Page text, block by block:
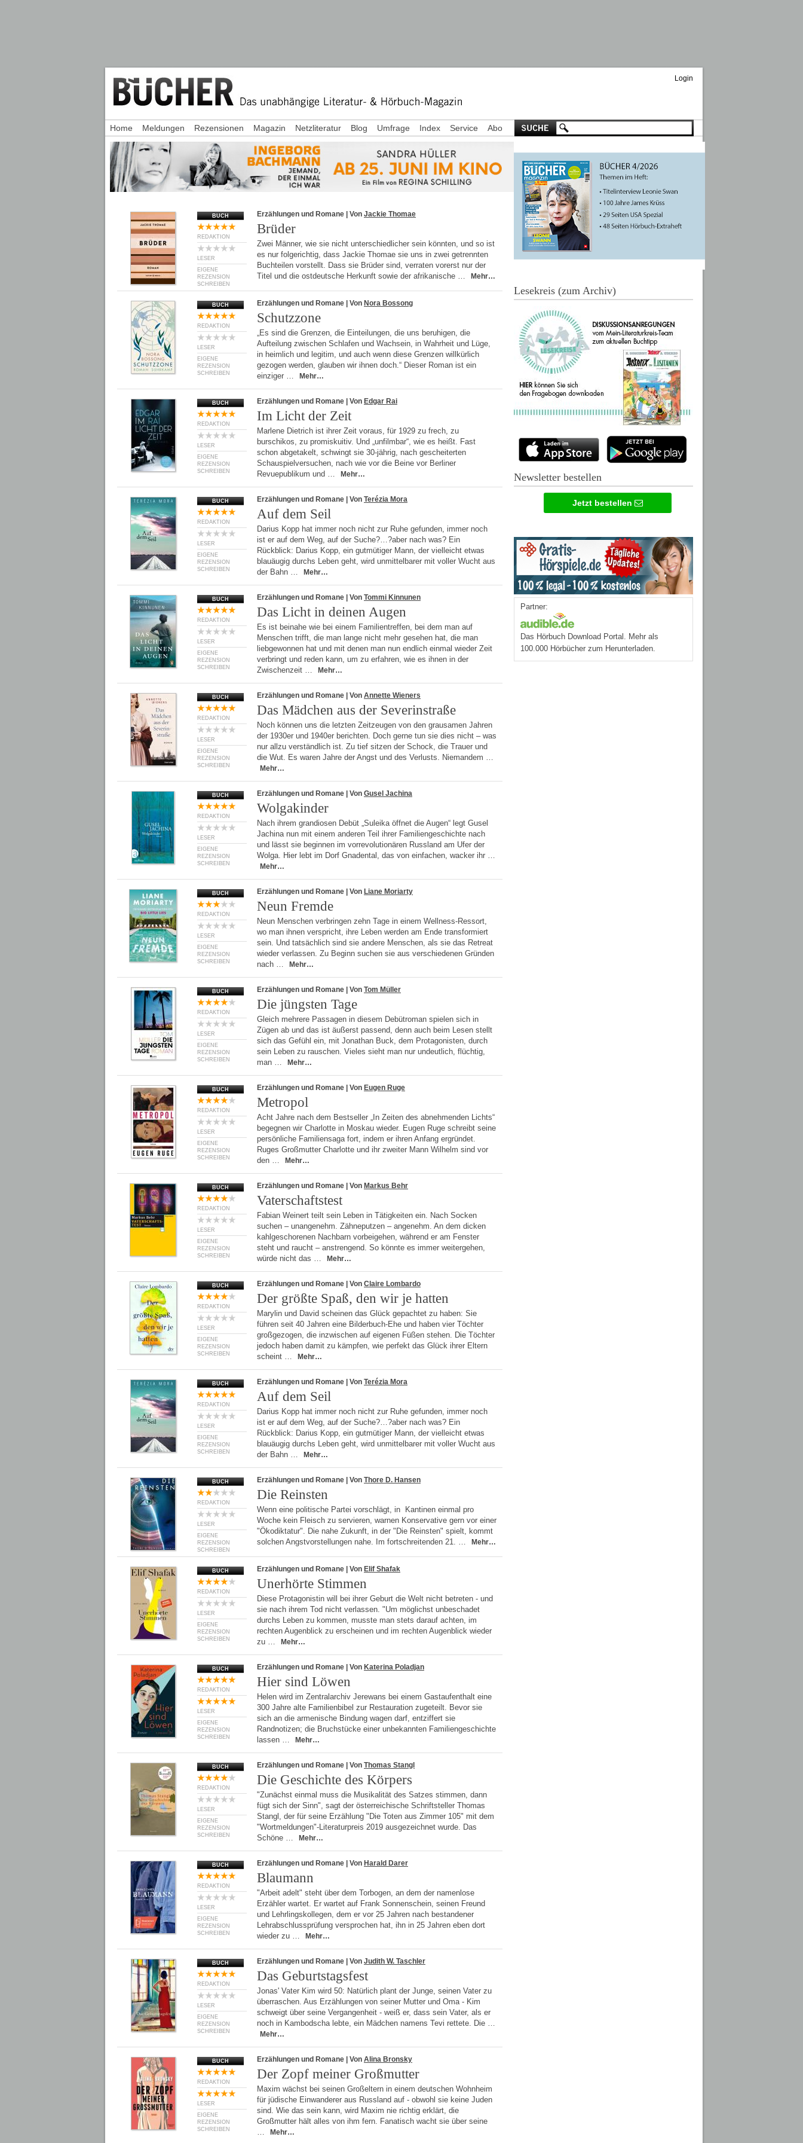
Login
BUCH
REDAKTION
LESER
EIGENE
REZENSION
SCHREIBEN
Erzählungen und Romane | Von Jackie Thomae
Brüder
Zwei Männer, wie sie nicht unterschiedlicher sein könnten, und so ist
es nur folgerichtig, dass Jackie Thomae sie uns in zwei getrennten
Buchteilen vorstellt. Dass sie Brüder sind, verraten vorerst nur der
Titel und die ostdeutsche Herkunft sowie der afrikanische …
Mehr…
BUCH
REDAKTION
LESER
EIGENE
REZENSION
SCHREIBEN
Erzählungen und Romane | Von Nora Bossong
Schutzzone
„Es sind die Grenzen, die Einteilungen, die uns beruhigen, die
Aufteilung zwischen Schlafen und Wachsein, in Wahrheit und Lüge,
in heimlich und legitim, und auch wenn diese Grenzen willkürlich
gezogen werden, glauben wir ihnen doch.“ Dieser Roman ist ein
einziger …
Mehr…
BUCH
REDAKTION
LESER
EIGENE
REZENSION
SCHREIBEN
Erzählungen und Romane | Von Edgar Rai
Im Licht der Zeit
Marlene Dietrich ist ihrer Zeit voraus, für 1929 zu frech, zu
burschikos, zu promiskuitiv. Und „unfilmbar“, wie es heißt. Fast
schon abgetakelt, schwingt sie 30-jährig, nach gescheiterten
Schauspielversuchen, nach wie vor die Beine vor Berliner
Revuepublikum und …
Mehr…
BUCH
REDAKTION
LESER
EIGENE
REZENSION
SCHREIBEN
Erzählungen und Romane | Von Terézia Mora
Auf dem Seil
Darius Kopp hat immer noch nicht zur Ruhe gefunden, immer noch
ist er auf dem Weg, auf der Suche?…?aber nach was? Ein
Rückblick: Darius Kopp, ein gutmütiger Mann, der vielleicht etwas
blauäugig durchs Leben geht, wird unmittelbarer mit voller Wucht aus
der Bahn …
Mehr…
BUCH
REDAKTION
LESER
EIGENE
REZENSION
SCHREIBEN
Erzählungen und Romane | Von Tommi Kinnunen
Das Licht in deinen Augen
Es ist beinahe wie bei einem Familientreffen, bei dem man auf
Menschen trifft, die man lange nicht mehr gesehen hat, die man
liebgewonnen hat und mit denen man nun endlich einmal wieder Zeit
verbringt und reden kann, um zu erfahren, wie es ihnen in der
Zwischenzeit …
Mehr…
BUCH
REDAKTION
LESER
EIGENE
REZENSION
SCHREIBEN
Erzählungen und Romane | Von Annette Wieners
Das Mädchen aus der Severinstraße
Noch können uns die letzten Zeitzeugen von den grausamen Jahren
der 1930er und 1940er berichten. Doch gerne tun sie dies nicht – was
nur allzu verständlich ist. Zu tief sitzen der Schock, die Trauer und
die Wut. Es waren Jahre der Angst und des Verlusts. Niemandem …
Mehr…
BUCH
REDAKTION
LESER
EIGENE
REZENSION
SCHREIBEN
Erzählungen und Romane | Von Gusel Jachina
Wolgakinder
Nach ihrem grandiosen Debüt „Suleika öffnet die Augen“ legt Gusel
Jachina nun mit einem anderen Teil ihrer Familiengeschichte nach
und lässt sie beginnen im vorrevolutionären Russland am Ufer der
Wolga. Hier lebt im Dorf Gnadental, das von einfachen, wacker ihr …
Mehr…
BUCH
REDAKTION
LESER
EIGENE
REZENSION
SCHREIBEN
Erzählungen und Romane | Von Liane Moriarty
Neun Fremde
Neun Menschen verbringen zehn Tage in einem Wellness-Ressort,
wo man ihnen verspricht, ihre Leben werden am Ende transformiert
sein. Und tatsächlich sind sie andere Menschen, als sie das Retreat
wieder verlassen. Zu Beginn suchen sie aus verschiedenen Gründen
nach …
Mehr…
BUCH
REDAKTION
LESER
EIGENE
REZENSION
SCHREIBEN
Erzählungen und Romane | Von Tom Müller
Die jüngsten Tage
Gleich mehrere Passagen in diesem Debütroman spielen sich in
Zügen ab und das ist äußerst passend, denn auch beim Lesen stellt
sich das Gefühl ein, mit Jonathan Buck, dem Protagonisten, durch
sein Leben zu rauschen. Vieles sieht man nur undeutlich, flüchtig,
man …
Mehr…
BUCH
REDAKTION
LESER
EIGENE
REZENSION
SCHREIBEN
Erzählungen und Romane | Von Eugen Ruge
Metropol
Acht Jahre nach dem Bestseller „In Zeiten des abnehmenden Lichts“
begegnen wir Charlotte in Moskau wieder. Eugen Ruge schreibt seine
persönliche Familiensaga fort, indem er ihren Anfang ergründet.
Ruges Großmutter Charlotte und ihr zweiter Mann Wilhelm sind vor
den …
Mehr…
BUCH
REDAKTION
LESER
EIGENE
REZENSION
SCHREIBEN
Erzählungen und Romane | Von Markus Behr
Vaterschaftstest
Fabian Weinert teilt sein Leben in Tätigkeiten ein. Nach Socken
suchen – unangenehm. Zähneputzen – angenehm. An dem dicken
kahlgeschorenen Nachbarn vorbeigehen, während er am Fenster
steht und raucht – anstrengend. So könnte es immer weitergehen,
würde nicht das …
Mehr…
BUCH
REDAKTION
LESER
EIGENE
REZENSION
SCHREIBEN
Erzählungen und Romane | Von Claire Lombardo
Der größte Spaß, den wir je hatten
Marylin und David scheinen das Glück gepachtet zu haben: Sie
führen seit 40 Jahren eine Bilderbuch-Ehe und haben vier Töchter
großgezogen, die inzwischen auf eigenen Füßen stehen. Die Töchter
jedoch haben damit zu kämpfen, wie perfekt das Glück ihrer Eltern
scheint …
Mehr…
BUCH
REDAKTION
LESER
EIGENE
REZENSION
SCHREIBEN
Erzählungen und Romane | Von Terézia Mora
Auf dem Seil
Darius Kopp hat immer noch nicht zur Ruhe gefunden, immer noch
ist er auf dem Weg, auf der Suche?…?aber nach was? Ein
Rückblick: Darius Kopp, ein gutmütiger Mann, der vielleicht etwas
blauäugig durchs Leben geht, wird unmittelbarer mit voller Wucht aus
der Bahn …
Mehr…
BUCH
REDAKTION
LESER
EIGENE
REZENSION
SCHREIBEN
Erzählungen und Romane | Von Thore D. Hansen
Die Reinsten
Wenn eine politische Partei vorschlägt, in Kantinen einmal pro
Woche kein Fleisch zu servieren, warnen Konservative gern vor einer
"Ökodiktatur". Die nahe Zukunft, in der "Die Reinsten" spielt, kommt
solchen Angstvorstellungen nahe. Im fortschreitenden 21. …
Mehr…
BUCH
REDAKTION
LESER
EIGENE
REZENSION
SCHREIBEN
Erzählungen und Romane | Von Elif Shafak
Unerhörte Stimmen
Diese Protagonistin will bei ihrer Geburt die Welt nicht betreten - und
sie nach ihrem Tod nicht verlassen. "Um möglichst unbeschadet
durchs Leben zu kommen, musste man stets darauf achten, im
rechten Augenblick zu erscheinen und im rechten Augenblick wieder
zu …
Mehr…
BUCH
REDAKTION
LESER
EIGENE
REZENSION
SCHREIBEN
Erzählungen und Romane | Von Katerina Poladjan
Hier sind Löwen
Helen wird im Zentralarchiv Jerewans bei einem Gastaufenthalt eine
300 Jahre alte Familienbibel zur Restauration zugeteilt. Bevor sie
sich an die armenische Bindung wagen darf, entziffert sie
Randnotizen; die Bruchstücke einer unbekannten Familiengeschichte
lassen …
Mehr…
BUCH
REDAKTION
LESER
EIGENE
REZENSION
SCHREIBEN
Erzählungen und Romane | Von Thomas Stangl
Die Geschichte des Körpers
"Zunächst einmal muss die Musikalität des Satzes stimmen, dann
fügt sich der Sinn", sagt der österreichische Schriftsteller Thomas
Stangl, der für seine Erzählung "Die Toten aus Zimmer 105" mit dem
"Wortmeldungen"-Literaturpreis 2019 ausgezeichnet wurde. Das
Schöne …
Mehr…
BUCH
REDAKTION
LESER
EIGENE
REZENSION
SCHREIBEN
Erzählungen und Romane | Von Harald Darer
Blaumann
"Arbeit adelt" steht über dem Torbogen, an dem der namenlose
Erzähler wartet. Er wartet auf Frank Sonnenschein, seinen Freund
und Lehrlingskollegen, dem er vor 25 Jahren nach bestandener
Lehrabschlussprüfung versprochen hat, ihn in 25 Jahren eben dort
wieder zu …
Mehr…
BUCH
REDAKTION
LESER
EIGENE
REZENSION
SCHREIBEN
Erzählungen und Romane | Von Judith W. Taschler
Das Geburtstagsfest
Jonas' Vater Kim wird 50: Natürlich plant der Junge, seinen Vater zu
überraschen. Aus Erzählungen von seiner Mutter und Oma - Kim
schweigt über seine Vergangenheit - weiß er, dass sein Vater, als er
noch in Kambodscha lebte, ein Mädchen namens Tevi rettete. Die …
Mehr…
BUCH
REDAKTION
LESER
EIGENE
REZENSION
SCHREIBEN
Erzählungen und Romane | Von Alina Bronsky
Der Zopf meiner Großmutter
Maxim wächst bei seinen Großeltern in einem deutschen Wohnheim
für jüdische Einwanderer aus Russland auf - obwohl sie keine Juden
sind. Wie das sein kann, wird Maxim nie richtig erklärt, die
Großmutter hält alles von ihm fern. Fanatisch wacht sie über seine
…
Mehr…
Home Meldungen Rezensionen Magazin Netzliteratur Blog Umfrage Index Service Abo
Lesekreis (zum Archiv)
Newsletter bestellen
Jetzt bestellen
Partner:
Das Hörbuch Download Portal. Mehr als
100.000 Hörbücher zum Herunterladen.